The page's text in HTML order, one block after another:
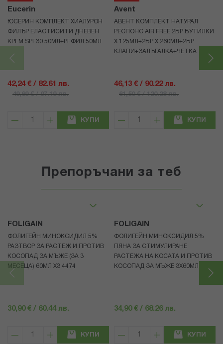
Eucerin
ЮСЕРИН КОМПЛЕКТ ХИАЛУРОН
ФИЛЪР ЕЛАСТИСИТИ ДНЕВЕН
КРЕМ SPF30 50МЛ+РЕФИЛ 50МЛ
42,24 € / 82.61 лв.
49,69 € / 97.19 лв.
КУПИ
Avent
АВЕНТ КОМПЛЕКТ НАТУРАЛ
РЕСПОНС AIR FREE 2БР БУТИЛКИ
Х 125МЛ+2БР Х 260МЛ+2БР
КЛАПИ+ЗАЛЪГАЛКА+ЧЕТКА
46,13 € / 90.22 лв.
61,50 € / 120.28 лв.
КУПИ
Препоръчани за теб
FOLIGAIN
ФОЛИГЕЙН МИНОКСИДИЛ 5%
РАЗТВОР ЗА РАСТЕЖ И ПРОТИВ
КОСОПАД ЗА МЪЖЕ (ЗА 3
МЕСЕЦА) 60МЛ X3 4474
30,90 € / 60.44 лв.
КУПИ
FOLIGAIN
ФОЛИГЕЙН МИНОКСИДИЛ 5%
ПЯНА ЗА СТИМУЛИРАНЕ
РАСТЕЖА НА КОСАТА И ПРОТИВ
КОСОПАД ЗА МЪЖЕ 3X60МЛ 4472
34,90 € / 68.26 лв.
КУПИ